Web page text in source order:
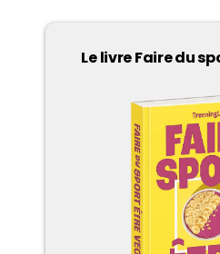
Le livre Faire du